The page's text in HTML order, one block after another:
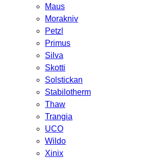
Maus
Morakniv
Petzl
Primus
Silva
Skotti
Solstickan
Stabilotherm
Thaw
Trangia
UCO
Wildo
Xinix